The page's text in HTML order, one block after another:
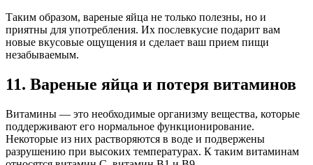
Таким образом, вареные яйца не только полезны, но и
приятны для употребления. Их послевкусие подарит вам
новые вкусовые ощущения и сделает ваш прием пищи
незабываемым.
11. Вареные яйца и потеря витаминов
Витамины — это необходимые организму вещества, которые
поддерживают его нормальное функционирование.
Некоторые из них растворяются в воде и подвержены
разрушению при высоких температурах. К таким витаминам